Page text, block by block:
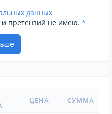
данных
претензий не имею. *
ЦЕНА СУММА